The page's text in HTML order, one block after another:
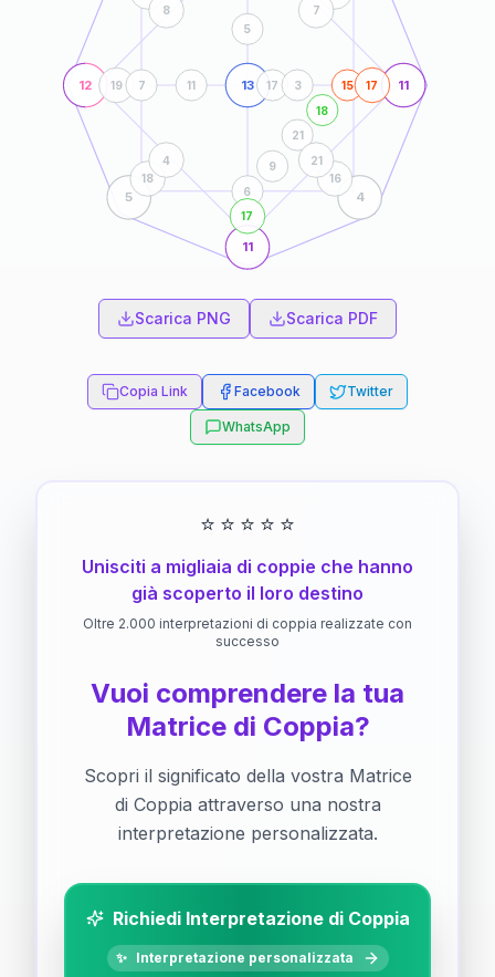
12 11
11
13
5 4
6
9
21
18
15
19 17
17
7 17 3
11
5
8 7
18
4
16
21
Scarica PNG Scarica PDF
Copia Link Facebook Twitter
WhatsApp
⭐ ⭐ ⭐ ⭐ ⭐
Unisciti a migliaia di coppie che hanno
già scoperto il loro destino
Oltre 2.000 interpretazioni di coppia realizzate con
successo
Vuoi comprendere la tua
Matrice di Coppia?
Scopri il significato della vostra Matrice
di Coppia attraverso una nostra
interpretazione personalizzata.
Richiedi Interpretazione di Coppia
✨ Interpretazione personalizzata